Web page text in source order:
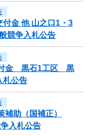
金 他 山之口1・3
競争入札公告
付金 黒石1工区 黒
札公告
補助（国補正）
入札公告